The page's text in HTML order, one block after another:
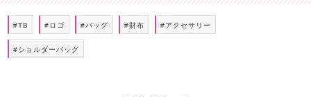
#TB #ロゴ #バッグ #財布 #アクセサリー
#ショルダーバッグ